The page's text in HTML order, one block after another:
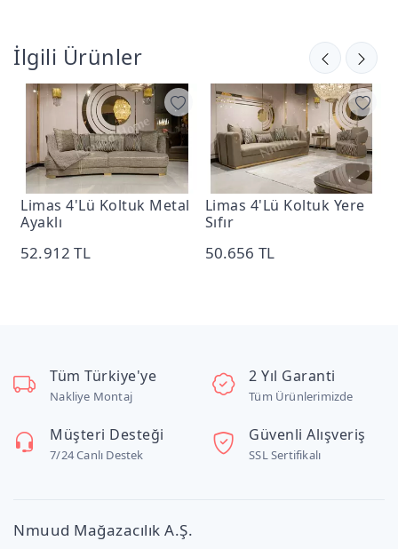
İlgili Ürünler
Limas 4'Lü Koltuk Metal
Ayaklı
52.912 TL
Limas 4'Lü Koltuk Yere
Sıfır
50.656 TL
Tüm Türkiye'ye
Nakliye Montaj
2 Yıl Garanti
Tüm Ürünlerimizde
Müşteri Desteği
7/24 Canlı Destek
Güvenli Alışveriş
SSL Sertifikalı
Nmuud Mağazacılık A.Ş.